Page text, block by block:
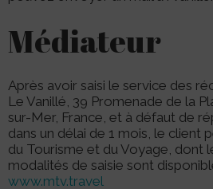
Médiateur
Après avoir saisi le service des
Le Vanillé, 39 Promenade de la
sur-Mer, France, et à défaut de
dans un délai de 1 mois, le client
du Tourisme et du Voyage, dont
modalités de saisie sont
www.mtv.travel